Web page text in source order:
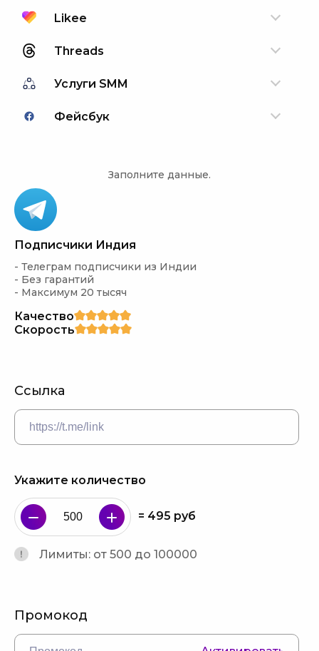
Likee
Threads
Услуги SMM
Фейсбук
Заполните данные.
Подписчики Индия
- Телеграм подписчики из Индии
- Без гарантий
- Максимум 20 тысяч
Качество
Скорость
Ссылка
Укажите количество
= 495 руб
Лимиты: от 500 до 100000
Промокод